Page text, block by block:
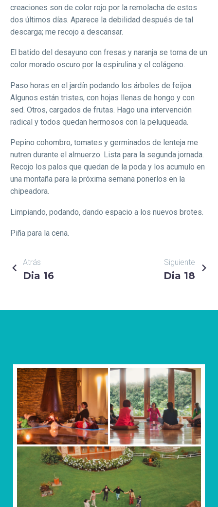
creaciones son de color rojo por la remolacha de estos
dos últimos días. Aparece la debilidad después de tal
descarga; me recojo a descansar.
El batido del desayuno con fresas y naranja se torna de un
color morado oscuro por la espirulina y el colágeno.
Paso horas en el jardín podando los árboles de feijoa.
Algunos están tristes, con hojas llenas de hongo y con
sed. Otros, cargados de frutas. Hago una intervención
radical y todos quedan hermosos con la peluqueada.
Pepino cohombro, tomates y germinados de lenteja me
nutren durante el almuerzo. Lista para la segunda jornada.
Recojo los palos que quedan de la poda y los acumulo en
una montaña para la próxima semana ponerlos en la
chipeadora.
Limpiando, podando, dando espacio a los nuevos brotes.
Piña para la cena.
NAVEGACIÓN
ENTRADAS
Atrás
Dia 16
Siguiente
Dia 18